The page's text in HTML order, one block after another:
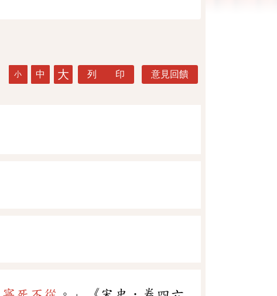
小 中 大 列 印 意見回饋